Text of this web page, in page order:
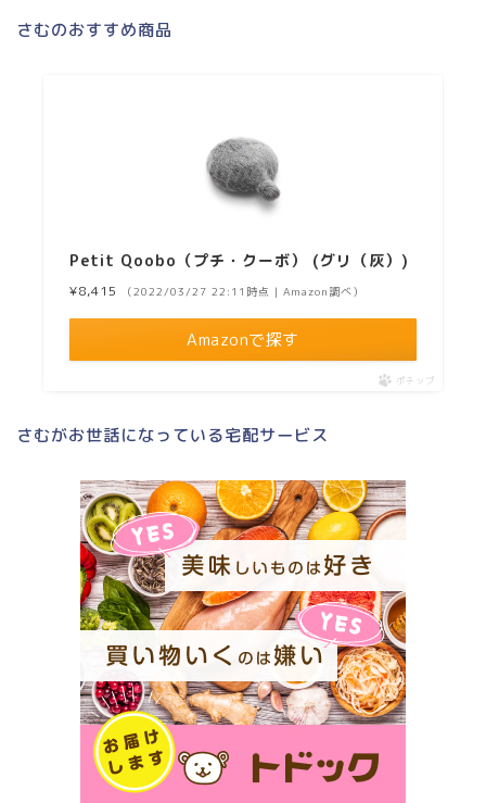
さむのおすすめ商品
Petit Qoobo（プチ・クーボ） (グリ（灰）)
¥8,415 （2022/03/27 22:11時点 | Amazon調べ）
Amazonで探す
ポチップ
さむがお世話になっている宅配サービス